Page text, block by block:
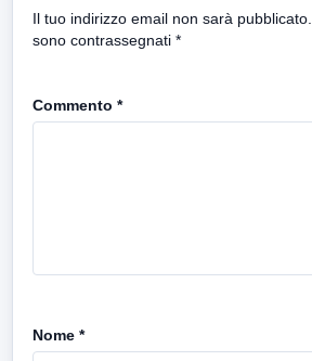
Il tuo indirizzo email non sarà pubblicato.
sono contrassegnati *
Commento *
Nome *